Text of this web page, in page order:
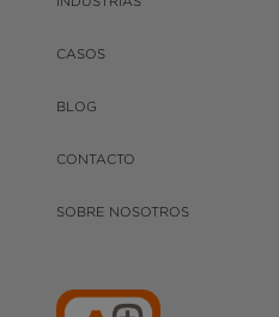
CASOS
BLOG
CONTACTO
SOBRE NOSOTROS